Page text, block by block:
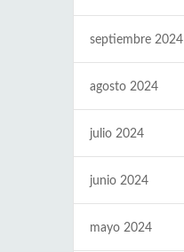
septiembre 2024
agosto 2024
julio 2024
junio 2024
mayo 2024